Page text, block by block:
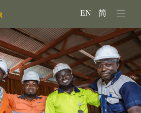
EN 简